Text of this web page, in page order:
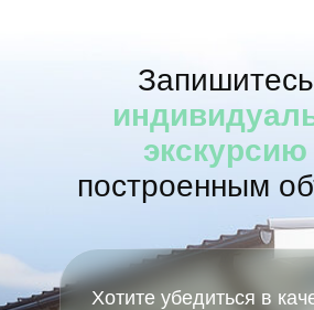
экскурсию
построенным
Хотите убедиться в